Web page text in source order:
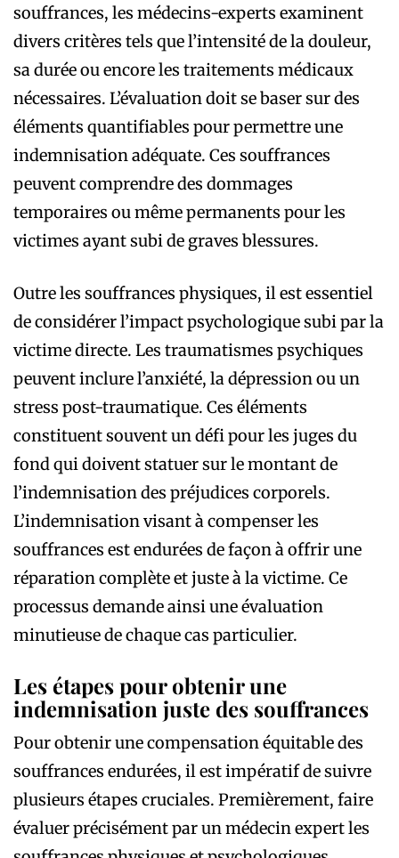
souffrances, les médecins-experts examinent
divers critères tels que l’intensité de la douleur,
sa durée ou encore les traitements médicaux
nécessaires. L’évaluation doit se baser sur des
éléments quantifiables pour permettre une
indemnisation adéquate. Ces souffrances
peuvent comprendre des dommages
temporaires ou même permanents pour les
victimes ayant subi de graves blessures.
Outre les souffrances physiques, il est essentiel
de considérer l’impact psychologique subi par la
victime directe. Les traumatismes psychiques
peuvent inclure l’anxiété, la dépression ou un
stress post-traumatique. Ces éléments
constituent souvent un défi pour les juges du
fond qui doivent statuer sur le montant de
l’indemnisation des préjudices corporels.
L’indemnisation visant à compenser les
souffrances est endurées de façon à offrir une
réparation complète et juste à la victime. Ce
processus demande ainsi une évaluation
minutieuse de chaque cas particulier.
Les étapes pour obtenir une
indemnisation juste des souffrances
Pour obtenir une compensation équitable des
souffrances endurées, il est impératif de suivre
plusieurs étapes cruciales. Premièrement, faire
évaluer précisément par un médecin expert les